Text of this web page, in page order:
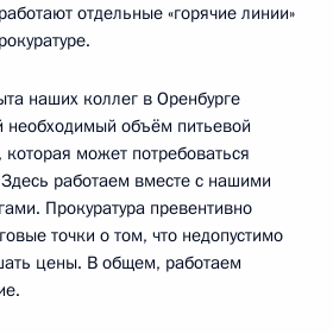
отдельные «горячие линии»
наших коллег в Оренбурге
необходимый объём питьевой
может потребоваться
работаем вместе с нашими
Прокуратура превентивно
точки о том, что недопустимо
цены. В общем, работаем